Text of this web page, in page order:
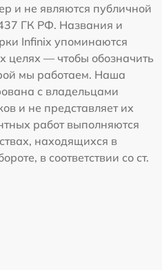
и не являются публичной
ГК РФ. Названия и
Infinix упоминаются
целях — чтобы обозначить
мы работаем. Наша
с владельцами
и не представляет их
работ выполняются
находящихся в
в соответствии со ст.